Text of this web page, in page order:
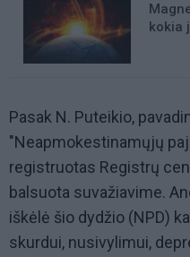
kokia
Pasak N. Puteikio,
"Neapmokestinamųjų
registruotas Registrų
balsuota suvažiavime.
iškėlė šio dydžio (NPD)
skurdui, nusivylimui,